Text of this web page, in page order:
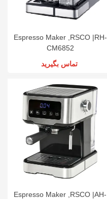
Espresso Maker ,RSCO |RH-
CM6852
تماس بگیرید
Espresso Maker ,RSCO |AH-